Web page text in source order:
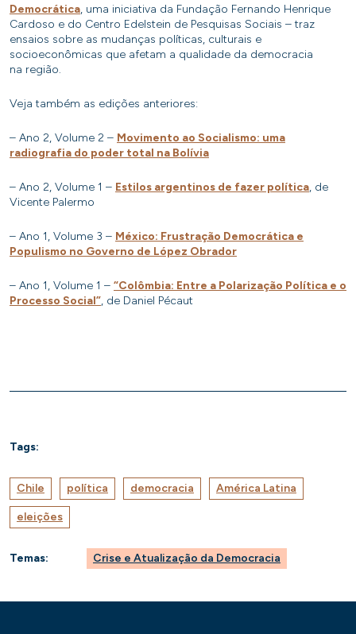
Democrática, uma iniciativa da Fundação Fernando Henrique
Cardoso e do Centro Edelstein de Pesquisas Sociais – traz
ensaios sobre as mudanças políticas, culturais e
socioeconômicas que afetam a qualidade da democracia
na região.
Veja também as edições anteriores:
– Ano 2, Volume 2 – Movimento ao Socialismo: uma
radiografia do poder total na Bolívia
– Ano 2, Volume 1 – Estilos argentinos de fazer política, de
Vicente Palermo
– Ano 1, Volume 3 – México: Frustração Democrática e
Populismo no Governo de López Obrador
– Ano 1, Volume 1 – “Colômbia: Entre a Polarização Política e o
Processo Social”, de Daniel Pécaut
Tags:
Chile política democracia América Latina
eleições
Temas: Crise e Atualização da Democracia